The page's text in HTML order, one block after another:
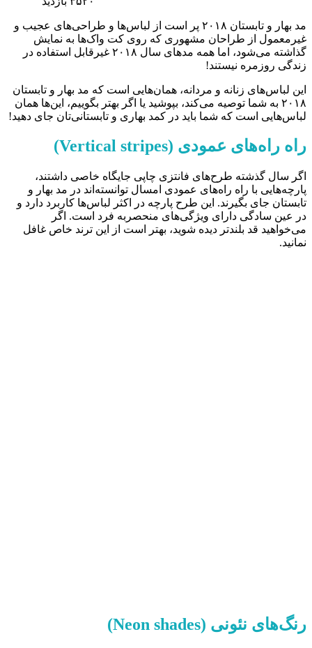
مد بهار و تابستان ۲۰۱۸ پر است از لباس‌ها و طراحی‌های عجیب و
غیرمعمول از طراحان مشهوری که روی کت واک‌ها به نمایش
گذاشته می‌شود، اما همه مدهای سال ۲۰۱۸ غیرقابل استفاده در
زندگی روزمره نیستند!
این لباس‌های زنانه و مردانه، همان‌هایی است که مد بهار و تابستان
۲۰۱۸ به شما توصیه می‌کند، بپوشید یا اگر بهتر بگوییم، این‌ها همان
لباس‌هایی است که شما باید در کمد بهاری و تابستانی‌تان جای دهید!
راه راه‌های عمودی (Vertical stripes
)
اگر سال گذشته طرح‌های فانتزی چاپی جایگاه خاصی داشتند،
پارچه‌هایی با راه راه‌های عمودی امسال توانسته‌اند در مد بهار و
تابستان جای بگیرند. این طرح پارچه در اکثر لباس‌ها کاربرد دارد و
در عین سادگی دارای ویژگی‌های منحصربه فرد است. اگر
می‌خواهید قد بلندتر دیده شوید، بهتر است از این ترند خاص غافل
نمانید.
رنگ‌های نئونی (Neon shades
)